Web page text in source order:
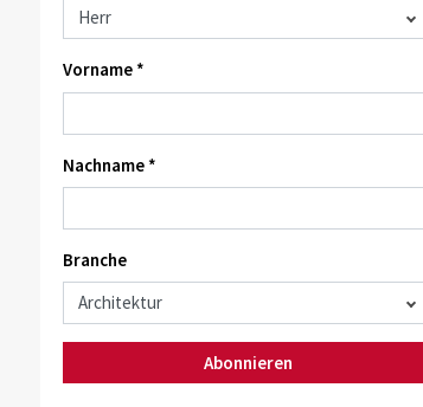
Vorname *
Nachname *
Branche
Abonnieren